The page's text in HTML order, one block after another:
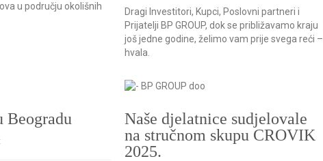
u području okolišnih
Dragi Investitori, Kupci, Poslovni partneri i
Prijatelji BP GROUP, dok se približavamo kraju
još jedne godine, želimo vam prije svega reći –
hvala.
Beogradu
Naše djelatnice sudjelovale
na stručnom skupu CROVIK
2025.